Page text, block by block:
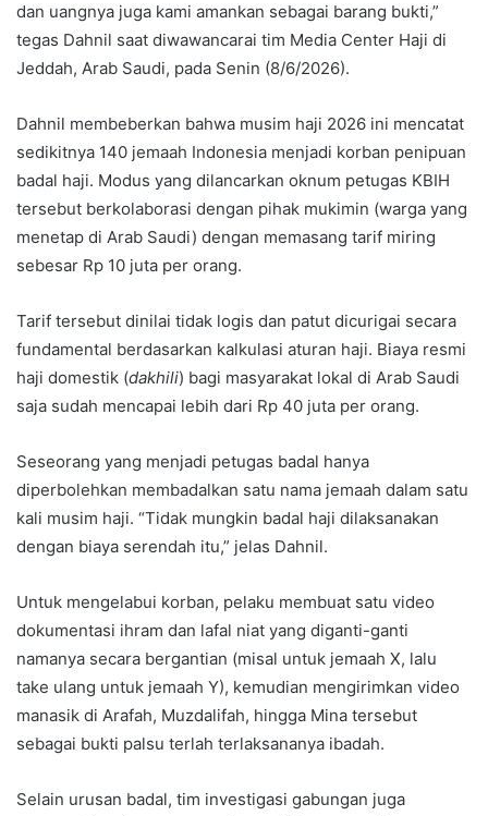
dan uangnya juga kami amankan sebagai barang bukti,”
tegas Dahnil saat diwawancarai tim Media Center Haji di
Jeddah, Arab Saudi, pada Senin (8/6/2026).
Dahnil membeberkan bahwa musim haji 2026 ini mencatat
sedikitnya 140 jemaah Indonesia menjadi korban penipuan
badal haji. Modus yang dilancarkan oknum petugas KBIH
tersebut berkolaborasi dengan pihak mukimin (warga yang
menetap di Arab Saudi) dengan memasang tarif miring
sebesar Rp 10 juta per orang.
Tarif tersebut dinilai tidak logis dan patut dicurigai secara
fundamental berdasarkan kalkulasi aturan haji. Biaya resmi
haji domestik (dakhili) bagi masyarakat lokal di Arab Saudi
saja sudah mencapai lebih dari Rp 40 juta per orang.
Seseorang yang menjadi petugas badal hanya
diperbolehkan membadalkan satu nama jemaah dalam satu
kali musim haji. “Tidak mungkin badal haji dilaksanakan
dengan biaya serendah itu,” jelas Dahnil.
Untuk mengelabui korban, pelaku membuat satu video
dokumentasi ihram dan lafal niat yang diganti-ganti
namanya secara bergantian (misal untuk jemaah X, lalu
take ulang untuk jemaah Y), kemudian mengirimkan video
manasik di Arafah, Muzdalifah, hingga Mina tersebut
sebagai bukti palsu terlah terlaksananya ibadah.
Selain urusan badal, tim investigasi gabungan juga